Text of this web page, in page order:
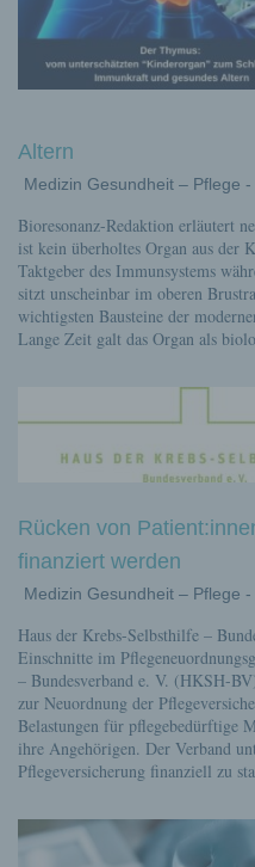
Altern
Medizin Gesundheit – Pflege
Bioresonanz-Redaktion erläutert
ist kein überholtes Organ aus der
Taktgeber des Immunsystems
sitzt unscheinbar im oberen
wichtigsten Bausteine der
Lange Zeit galt das Organ als
Rücken von
finanziert werden
Medizin Gesundheit – Pflege
Haus der Krebs-Selbsthilfe –
Einschnitte im
– Bundesverband e. V. (HKSH-
zur Neuordnung der
Belastungen für pflegebedürftige
ihre Angehörigen. Der Verband
Pflegeversicherung finanziell zu